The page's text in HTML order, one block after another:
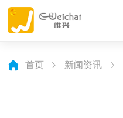
首页 新闻资讯